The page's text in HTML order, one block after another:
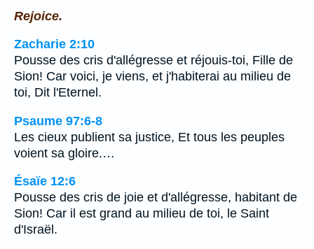
Rejoice.
Zacharie 2:10
Pousse des cris d'allégresse et réjouis-toi, Fille de
Sion! Car voici, je viens, et j'habiterai au milieu de
toi, Dit l'Eternel.
Psaume 97:6-8
Les cieux publient sa justice, Et tous les peuples
voient sa gloire.…
Ésaïe 12:6
Pousse des cris de joie et d'allégresse, habitant de
Sion! Car il est grand au milieu de toi, le Saint
d'Israël.